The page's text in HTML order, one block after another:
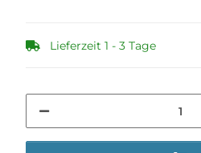
Lieferzeit 1 - 3 Tage